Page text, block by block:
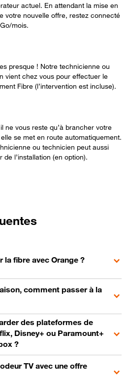
actuel. En attendant la mise en
votre nouvelle offre, restez connecté
mois.
presque ! Notre technicienne ou
vient chez vous pour effectuer le
Fibre (l’intervention est incluse).
ne vous reste qu’à brancher votre
se met en route automatiquement.
ou technicien peut aussi
de l’installation (en option).
fibre avec Orange ?
comment passer à la
des plateformes de
Disney+ ou Paramount+
?
TV avec une offre